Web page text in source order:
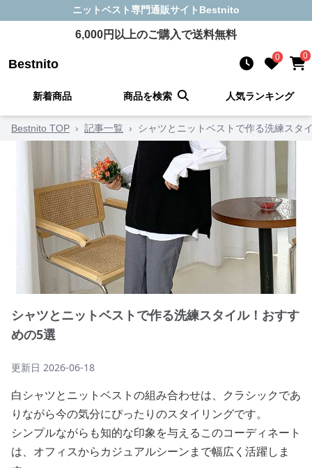
ニットベスト専門通販サイト Bestnito
6,000円以上のご購入で送料無料
Bestnito 0 0
新着商品 商品を検索 人気ランキング
Bestnito TOP › 記事一覧 › シャツとニットベストで作る洗練スタ
シャツとニットベストで作る洗練スタイル！おすす
めの5選
更新日 2026-06-18
白シャツとニットベストの組み合わせは、クラシックであ
りながら今の気分にぴったりのスタイリングです。
シンプルながらも知的な印象を与えるこのコーディネート
は、オフィスからカジュアルシーンまで幅広く活躍しま